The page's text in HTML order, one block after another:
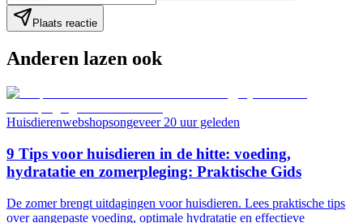
Plaats reactie
Anderen lazen ook
Huisdierenwebshopsongeveer 20 uur geleden
9 Tips voor huisdieren in de hitte: voeding,
hydratatie en zomerpleging: Praktische Gids
De zomer brengt uitdagingen voor huisdieren. Lees praktische tips
over aangepaste voeding, optimale hydratatie en effectieve